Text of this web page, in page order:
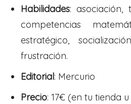
Habilidades: asociación,
competencias
estratégico,
frustración.
Editorial: Mercurio
Precio: 17€ (en tu tienda u